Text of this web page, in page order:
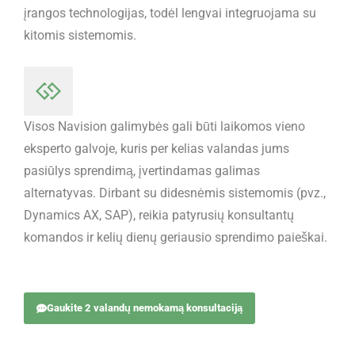
įrangos technologijas, todėl lengvai integruojama su
kitomis sistemomis.
Visos Navision galimybės gali būti laikomos vieno
eksperto galvoje, kuris per kelias valandas jums
pasiūlys sprendimą, įvertindamas galimas
alternatyvas. Dirbant su didesnėmis sistemomis (pvz.,
Dynamics AX, SAP), reikia patyrusių konsultantų
komandos ir kelių dienų geriausio sprendimo paieškai.
Gaukite 2 valandų nemokamą konsultaciją